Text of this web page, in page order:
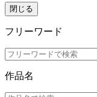
閉じる
フリーワード
作品名